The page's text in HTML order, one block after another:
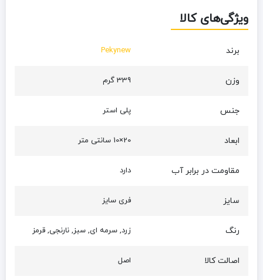
ویژگی‌های کالا
برند Pekynew
وزن 339 گرم
جنس پلی استر
ابعاد 20×10 سانتی متر
مقاومت در برابر آب دارد
سایز فری سایز
رنگ زرد, سرمه ای, سبز, نارنجی, قرمز
اصالت کالا اصل